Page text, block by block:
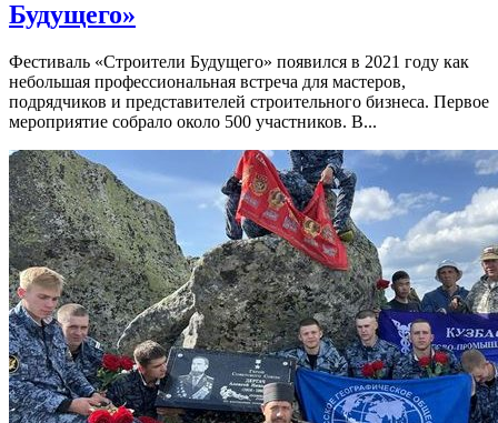
Будущего»
Фестиваль «Строители Будущего» появился в 2021 году как
небольшая профессиональная встреча для мастеров,
подрядчиков и представителей строительного бизнеса. Первое
мероприятие собрало около 500 участников. В...